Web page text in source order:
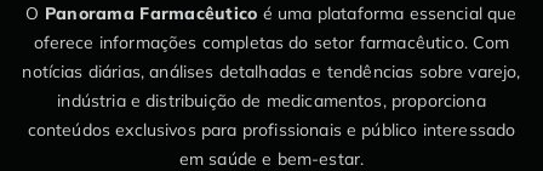
O Panorama Farmacêutico é uma plataforma essencial que
oferece informações completas do setor farmacêutico. Com
notícias diárias, análises detalhadas e tendências sobre varejo,
indústria e distribuição de medicamentos, proporciona
conteúdos exclusivos para profissionais e público interessado
em saúde e bem-estar.